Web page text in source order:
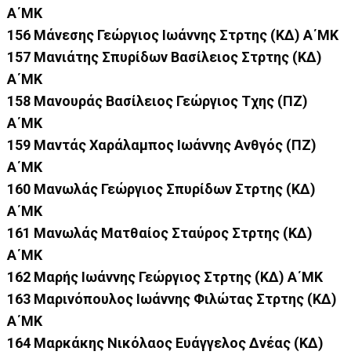
Α΄ΜΚ
156 Μάνεσης Γεώργιος Ιωάννης Στρτης (ΚΔ) Α΄ΜΚ
157 Μανιάτης Σπυρίδων Βασίλειος Στρτης (ΚΔ)
Α΄ΜΚ
158 Μανουράς Βασίλειος Γεώργιος Τχης (ΠΖ)
Α΄ΜΚ
159 Μαντάς Χαράλαμπος Ιωάννης Ανθγός (ΠΖ)
Α΄ΜΚ
160 Μανωλάς Γεώργιος Σπυρίδων Στρτης (ΚΔ)
Α΄ΜΚ
161 Μανωλάς Ματθαίος Σταύρος Στρτης (ΚΔ)
Α΄ΜΚ
162 Μαρής Ιωάννης Γεώργιος Στρτης (ΚΔ) Α΄ΜΚ
163 Μαρινόπουλος Ιωάννης Φιλώτας Στρτης (ΚΔ)
Α΄ΜΚ
164 Μαρκάκης Νικόλαος Ευάγγελος Δνέας (ΚΔ)